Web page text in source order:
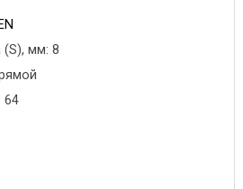
(S), мм: 8
64